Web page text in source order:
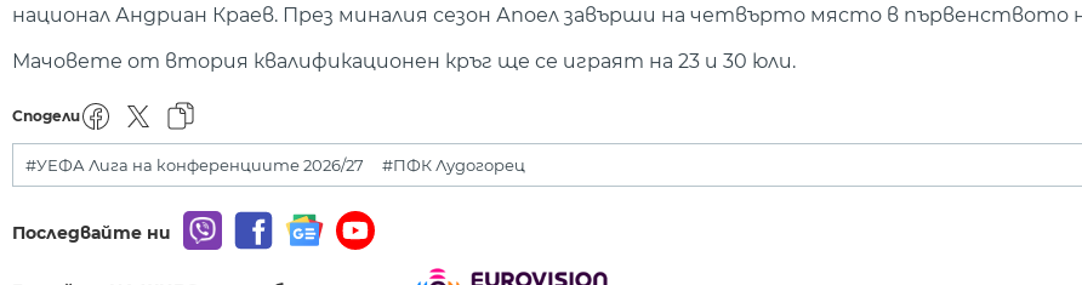
национал Андриан Краев. През миналия сезон Апоел завърши на четвърто място в първенството
Мачовете от втория квалификационен кръг ще се играят на 23 и 30 юли.
Сподели
#УЕФА Лига на конференциите 2026/27 #ПФК Лудогорец
Последвайте ни